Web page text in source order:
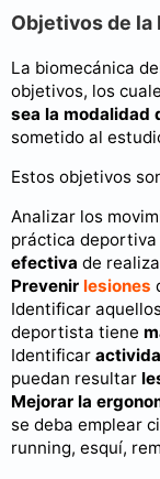
Objetivos de
La biomecánica
objetivos, los
sea la modalidad
sometido al
Estos objetivos
Analizar los
práctica
efectiva de
Prevenir lesiones
Identificar
deportista tiene
Identificar
puedan resultar
Mejorar la
se deba emplear
running, esquí,